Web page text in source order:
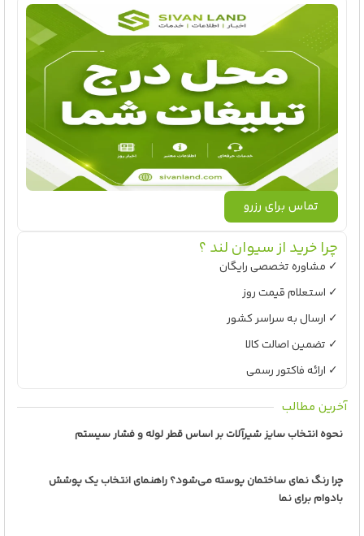
تماس برای رزرو
چرا خرید از سیوان لند ؟
✓ مشاوره تخصصی رایگان
✓ استعلام قیمت روز
✓ ارسال به سراسر کشور
✓ تضمین اصالت کالا
✓ ارائه فاکتور رسمی
آخرین مطالب
نحوه انتخاب سایز شیرآلات بر اساس قطر لوله و فشار سیستم
چرا رنگ نمای ساختمان پوسته می‌شود؟ راهنمای انتخاب یک پوشش
بادوام برای نما